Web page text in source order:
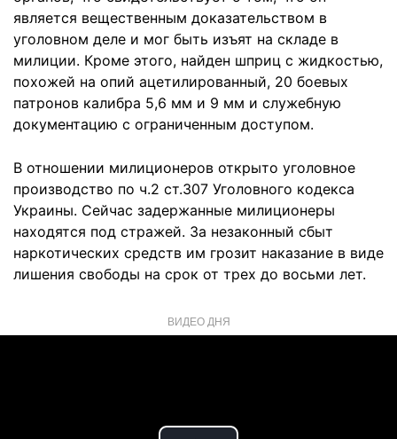
является вещественным доказательством в
уголовном деле и мог быть изъят на складе в
милиции. Кроме этого, найден шприц с жидкостью,
похожей на опий ацетилированный, 20 боевых
патронов калибра 5,6 мм и 9 мм и служебную
документацию с ограниченным доступом.
В отношении милиционеров открыто уголовное
производство по ч.2 ст.307 Уголовного кодекса
Украины. Сейчас задержанные милиционеры
находятся под стражей. За незаконный сбыт
наркотических средств им грозит наказание в виде
лишения свободы на срок от трех до восьми лет.
ВИДЕО ДНЯ